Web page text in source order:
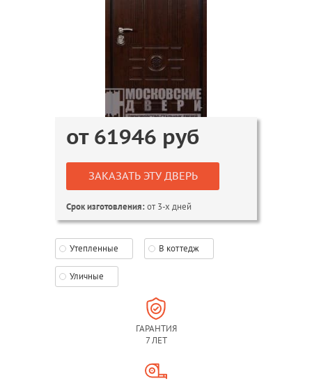
от 61946 руб
ЗАКАЗАТЬ ЭТУ ДВЕРЬ
Срок изготовления:от 3-х дней
Утепленные В коттедж
Уличные
ГАРАНТИЯ
7 ЛЕТ